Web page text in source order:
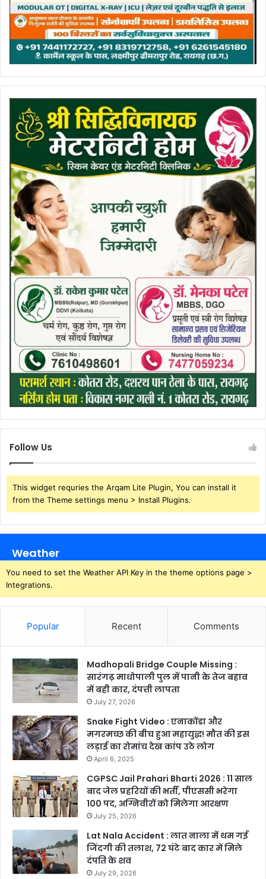
Follow Us
This widget requries the Arqam Lite Plugin, You can install it
from the Theme settings menu > Install Plugins.
Weather
You need to set the Weather API Key in the theme options page >
Integrations.
Popular Recent Comments
Madhopali Bridge Couple Missing :
सारंगढ़ माधोपाली पुल में पानी के तेज बहाव
में बही कार, दंपत्ती लापता
July 27, 2026
Snake Fight Video : एनाकोंडा और
मगरमच्छ की बीच हुआ महायुद्ध! मौत की इस
लड़ाई का रोमांच देख कांप उठे लोग
April 6, 2025
CGPSC Jail Prahari Bharti 2026 : 11 साल
बाद जेल प्रहरियों की भर्ती, पीएससी भरेगा
100 पद, अग्निवीरों को मिलेगा आरक्षण
July 25, 2026
Lat Nala Accident : लात नाला में थम गई
जिंदगी की तलाश, 72 घंटे बाद कार में मिले
दंपति के शव
July 29, 2026